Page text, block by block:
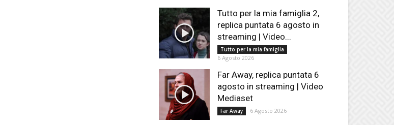
Tutto per la mia famiglia 2,
replica puntata 6 agosto in
streaming | Video...
Tutto per la mia famiglia
6 Agosto 2026
Far Away, replica puntata 6
agosto in streaming | Video
Mediaset
Far Away 6 Agosto 2026